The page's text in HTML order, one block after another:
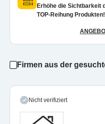
Erhöhe die Sichtbarkeit
TOP-Reihung Produkten!
Firmen aus der
Nicht verifiziert